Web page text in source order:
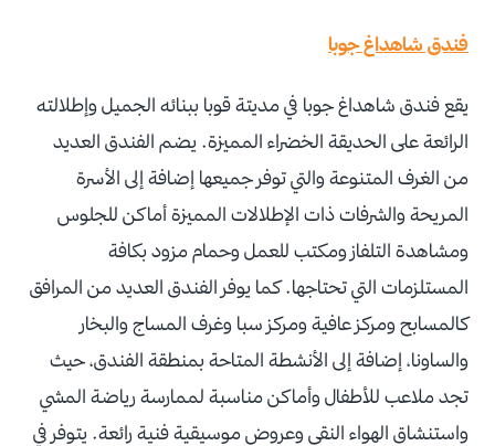
فندق شاهداغ جوبا
يقع فندق شاهداغ جوبا في مديتة قوبا ببنائه الجميل وإطلالته
الرائعة على الحديقة الخضراء المميزة. يضم الفندق العديد
من الغرف المتنوعة والتي توفر جميعها إضافة إلى الأسرة
المريحة والشرفات ذات الإطلالات المميزة أماكن للجلوس
ومشاهدة التلفاز ومكتب للعمل وحمام مزود بكافة
المستلزمات التي تحتاجها. كما يوفر الفندق العديد من المرافق
كالمسابح ومركز عافية ومركز سبا وغرف المساج والبخار
والساونا، إضافة إلى الأنشطة المتاحة بمنطقة الفندق، حيث
تجد ملاعب للأطفال وأماكن مناسبة لممارسة رياضة المشي
واستنشاق الهواء النقي وعروض موسيقية فنية رائعة. يتوفر في